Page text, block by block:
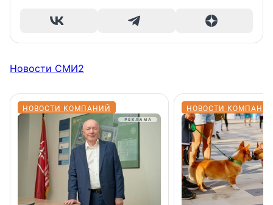
Новости СМИ2
НОВОСТИ КОМПАНИЙ НОВОСТИ